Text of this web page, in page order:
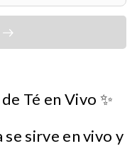
Té en Vivo ✨
se sirve en vivo y